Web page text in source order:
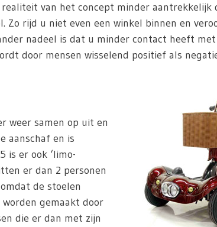
van het concept minder
rijd u niet even een winkel binnen en
nadeel is dat u minder contact heeft
door mensen wisselend positief als
weer samen op uit en
aanschaf en is
is er ook ‘limo-
er dan 2 personen
de stoelen
gemaakt door
die er dan met zijn